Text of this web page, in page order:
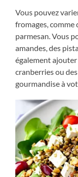
Vous pouvez
fromages,
parmesan. Vous
amandes, des
également ajouter
cranberries ou
gourmandise à